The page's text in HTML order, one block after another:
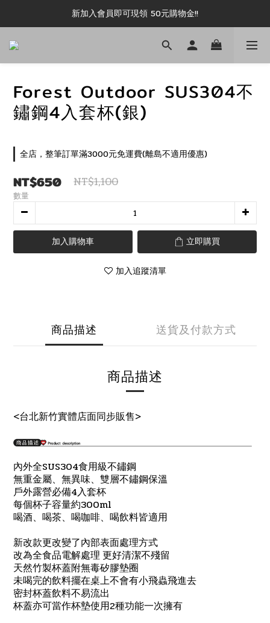
新加入會員即可現領 50元購物金!!
新加入會員即可現領 50元購物金!!
推薦好友露坑無上限領購物金!!
Forest Outdoor SUS304不
鏽鋼4入套杯(銀)
全店，整筆訂單滿3000元免運費(離島不適用優惠)
NT$650 NT$1,100
數量
加入購物車 立即購買
加入追蹤清單
商品描述 送貨及付款方式
商品描述
<台北新竹實體店面同步販售>
內外全SUS304食用級不鏽鋼
無重金屬、無異味、雙層不鏽鋼保溫
戶外露營必備4 入套杯
每個杯子容量約300ml
喝酒、喝茶、 喝咖啡、喝飲料皆適用
新改款更改變了內部表面處理方式
改為全食品電解處理 更好清潔不殘留
天然竹製杯蓋附無毒矽膠墊圈
未喝完的飲料擺在桌上不會有小飛蟲飛進去
密封杯蓋飲料不易流出
杯蓋亦可當作杯墊使用 2種功能一次擁有